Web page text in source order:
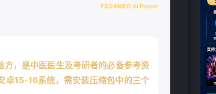
FSGAMEO AI Power
方，是中医医生及考研者的必备参考资
卓15-16系统，需安装压缩包中的三个